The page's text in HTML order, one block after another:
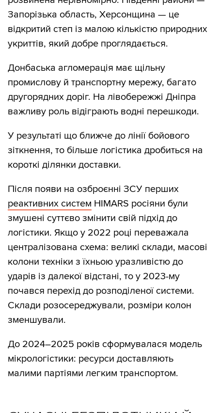
Запорізька область, Херсонщина — це
відкритий степ із малою кількістю природних
укриттів, який добре проглядається.
Донбаська агломерація має щільну
промислову й транспортну мережу, багато
другорядних доріг. На лівобережжі Дніпра
важливу роль відіграють водні перешкоди.
У результаті що ближче до лінії бойового
зіткнення, то більше логістика дробиться на
короткі ділянки доставки.
Після появи на озброєнні ЗСУ перших
реактивних систем HIMARS росіяни були
змушені суттєво змінити свій підхід до
логістики. Якщо у 2022 році переважала
централізована схема: великі склади, масові
колони техніки з їхньою уразливістю до
ударів із далекої відстані, то у 2023-му
почався перехід до розподіленої системи.
Склади розосереджували, розміри колон
зменшували.
До 2024–2025 років сформувалася модель
мікрологістики: ресурси доставляють
малими партіями легким транспортом.